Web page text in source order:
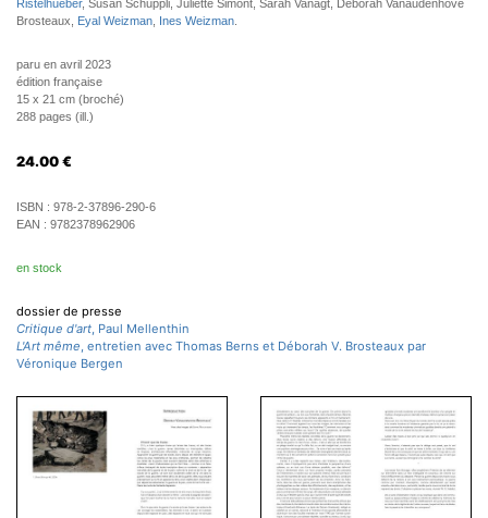
Ristelhueber, Susan Schuppli, Juliette Simont, Sarah Vanagt, Déborah Vanaudenhove
Brosteaux, Eyal Weizman Ines Weizman
paru en avril 2023
édition française
15 x 21 cm (broché)
288 pages (ill.)
24.00 €
ISBN : 978-2-37896-290-6
EAN : 9782378962906
en stock
dossier de presse
Critique d'art, Paul Mellenthin
L'Art même, entretien avec Thomas Berns et Déborah V. Brosteaux par
Véronique Bergen